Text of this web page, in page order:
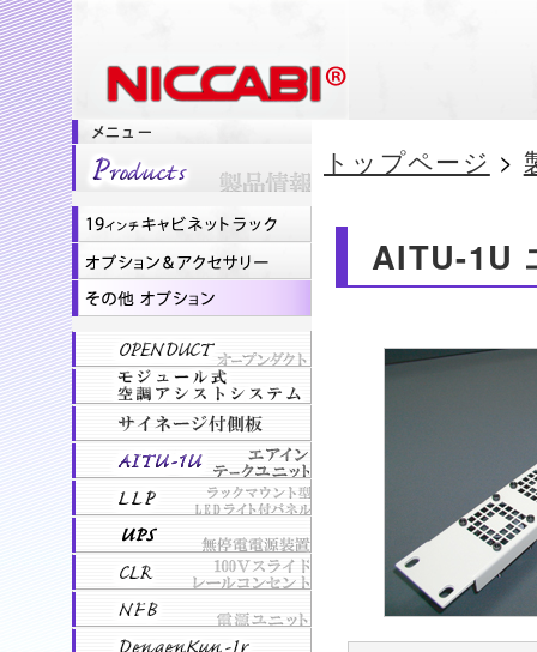
トップページ >
AITU-1U